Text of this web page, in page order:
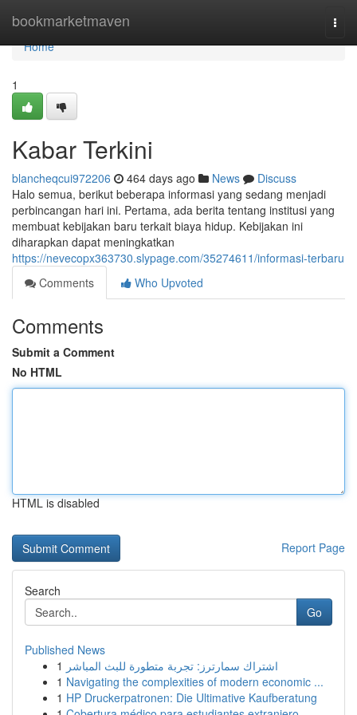
bookmarketmaven
Home
Home
1
Kabar Terkini
blancheqcui972206 464 days ago News
Discuss
Halo semua, berikut beberapa informasi yang sedang menjadi
perbincangan hari ini. Pertama, ada berita tentang institusi yang
membuat kebijakan baru terkait biaya hidup. Kebijakan ini
diharapkan dapat meningkatkan
https://nevecopx363730.slypage.com/35274611/informasi-terbaru
Comments
Who Upvoted
Comments
Submit a Comment
No HTML
HTML is disabled
Report Page
Search
Go
Published News
1 اشتراك سمارترز: تجربة متطورة للبث المباشر
1 Navigating the complexities of modern economic ...
1 HP Druckerpatronen: Die Ultimative Kaufberatung